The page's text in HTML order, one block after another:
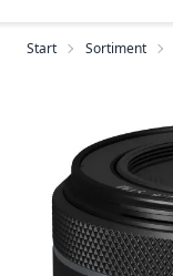
Start Sortiment